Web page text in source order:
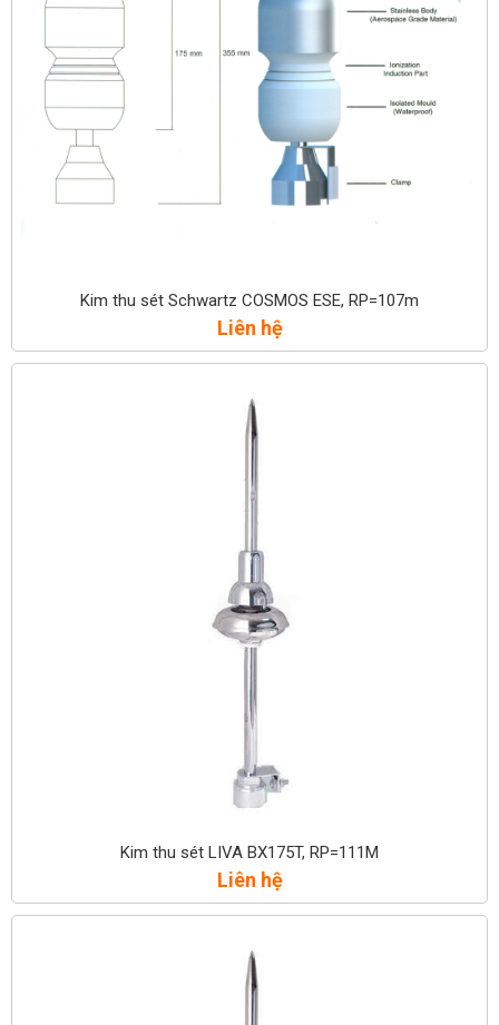
Kim thu sét Schwartz COSMOS ESE, RP=107m
Liên hệ
Kim thu sét LIVA BX175T, RP=111M
Liên hệ